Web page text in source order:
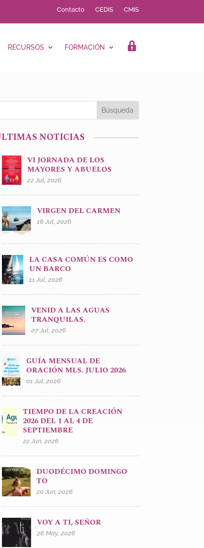
Contacto CEDIS CMIS
RECURSOS FORMACIÓN LOGIN
NOTICIAS
VI JORNADA DE LOS
MAYORES Y ABUELOS
22 Jul, 2026
VIRGEN DEL CARMEN
16 Jul, 2026
LA CASA COMÚN ES COMO
UN BARCO
11 Jul, 2026
VENID A LAS AGUAS
TRANQUILAS.
07 Jul, 2026
GUÍA MENSUAL DE
ORACIÓN MLS. JULIO 2026
01 Jul, 2026
TIEMPO DE LA CREACIÓN
2026 DEL 1 AL 4 DE
SEPTIEMBRE
22 Jun, 2026
DUODÉCIMO DOMINGO
TO
20 Jun, 2026
VOY A TI, SEÑOR
26 May, 2026